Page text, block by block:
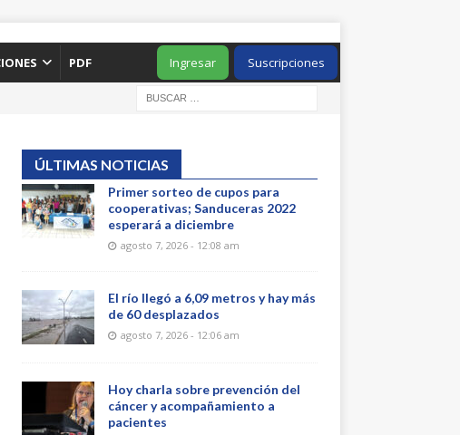
PDF Suscripciones
Ingresar
ÚLTIMAS NOTICIAS
Primer sorteo de cupos para
cooperativas; Sanduceras 2022
esperará a diciembre
agosto 7, 2026 - 12:08 am
El río llegó a 6,09 metros y hay más
de 60 desplazados
agosto 7, 2026 - 12:06 am
Hoy charla sobre prevención del
cáncer y acompañamiento a
pacientes